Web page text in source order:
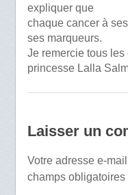
expliquer que
chaque cancer à
ses marqueurs.
Je remercie tous
princesse Lalla
Laisser un
Votre adresse e-
champs